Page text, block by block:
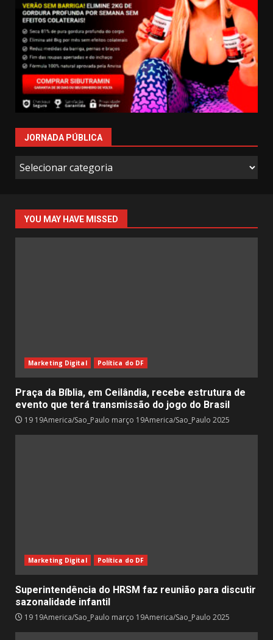
JORNADA PÚBLICA
Jornada
Pública
YOU MAY HAVE MISSED
Marketing Digital Política do DF
Praça da Bíblia, em Ceilândia, recebe estrutura de
evento que terá transmissão do jogo do Brasil
19 19America/Sao_Paulo março 19America/Sao_Paulo 2025
Marketing Digital Política do DF
Superintendência do HRSM faz reunião para discutir
sazonalidade infantil
19 19America/Sao_Paulo março 19America/Sao_Paulo 2025